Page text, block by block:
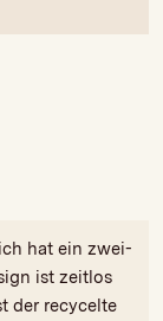
hat ein zwei-
ist zeitlos
der recycelte